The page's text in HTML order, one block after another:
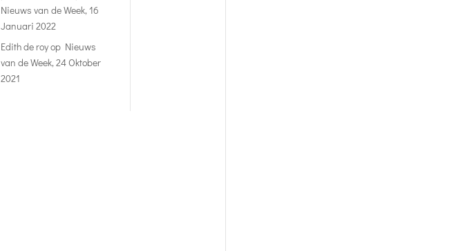
Nieuws van de Week, 16
Januari 2022
Edith de royop Nieuws
van de Week, 24 Oktober
2021